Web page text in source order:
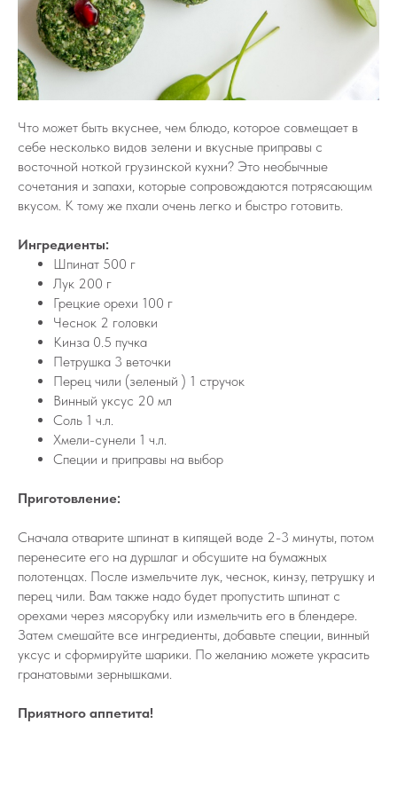
Что может быть вкуснее, чем блюдо, которое совмещает в
себе несколько видов зелени и вкусные приправы с
восточной ноткой грузинской кухни? Это необычные
сочетания и запахи, которые сопровождаются потрясающим
вкусом. К тому же пхали очень легко и быстро готовить.
Ингредиенты:
Шпинат 500 г
Лук 200 г
Грецкие орехи 100 г
Чеснок 2 головки
Кинза 0.5 пучка
Петрушка 3 веточки
Перец чили (зеленый ) 1 стручок
Винный уксус 20 мл
Соль 1 ч.л.
Хмели-сунели 1 ч.л.
Специи и приправы на выбор
Приготовление:
Сначала отварите шпинат в кипящей воде 2-3 минуты, потом
перенесите его на дуршлаг и обсушите на бумажных
полотенцах. После измельчите лук, чеснок, кинзу, петрушку и
перец чили. Вам также надо будет пропустить шпинат с
орехами через мясорубку или измельчить его в блендере.
Затем смешайте все ингредиенты, добавьте специи, винный
уксус и сформируйте шарики. По желанию можете украсить
гранатовыми зернышками.
Приятного аппетита!